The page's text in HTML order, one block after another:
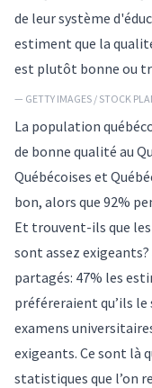
de leur système
estiment que la
est plutôt bonne ou
— GETTY IMAGES / STOCK
La population
de bonne qualité au
Québécoises et
bon, alors que 92%
Et trouvent-ils que les
sont assez
partagés: 47% les
préféreraient qu’ils le
examens
exigeants. Ce sont là
statistiques que l’on